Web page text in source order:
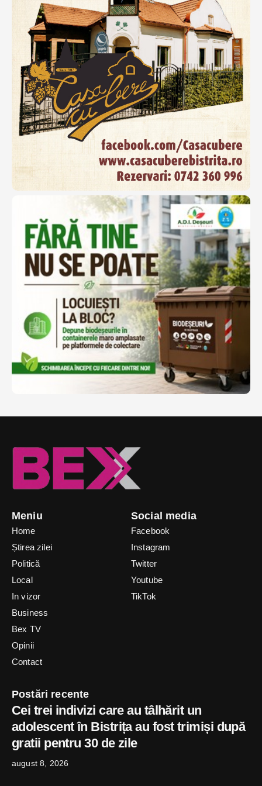
Meniu
Home
Știrea zilei
Politică
Local
In vizor
Business
Bex TV
Opinii
Contact
Social media
Facebook
Instagram
Twitter
Youtube
TikTok
Postări recente
Cei trei indivizi care au tâlhărit un
adolescent în Bistrița au fost trimiși după
gratii pentru 30 de zile
august 8, 2026